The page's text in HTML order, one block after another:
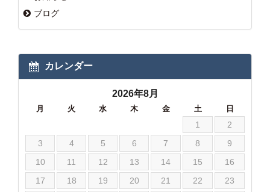
ブログ
カレンダー
2026年8月
月 火 水 木 金 土 日
1
2
3
4 5 6 7 8
9
10
11 12 13 14 15
16
17
18 19 20 21 22
23